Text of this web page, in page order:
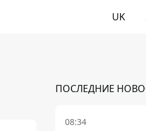
UK
ПОСЛЕДНИЕ
08:34